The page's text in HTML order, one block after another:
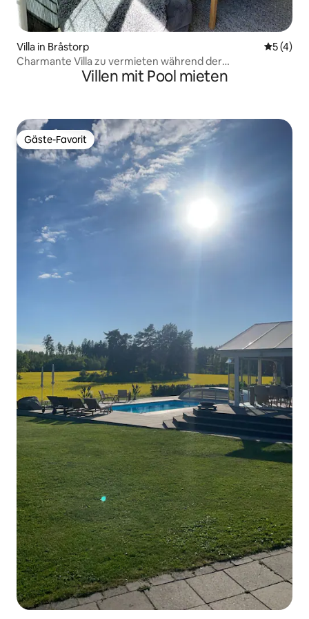
Villa in Bråstorp
5 (4)
Charmante Villa zu vermieten während der
Vätternrundan.Villen mit Pool mieten
Gäste-Favorit
Gäste-Favorit